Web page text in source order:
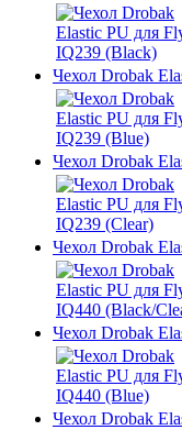
Чехол Drobak
Чехол Drobak
Чехол Drobak
Чехол Drobak
Чехол Drobak